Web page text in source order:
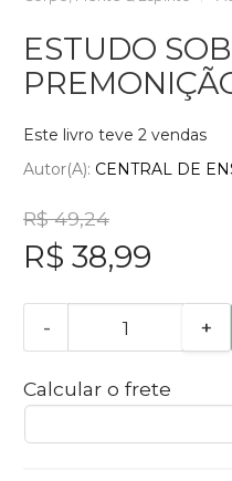
ESTUDO
Este livro teve 2 vendas
Autor(a): CENTRAL DE
R$ 49,24
R$ 38,99
- +
Calcular o frete